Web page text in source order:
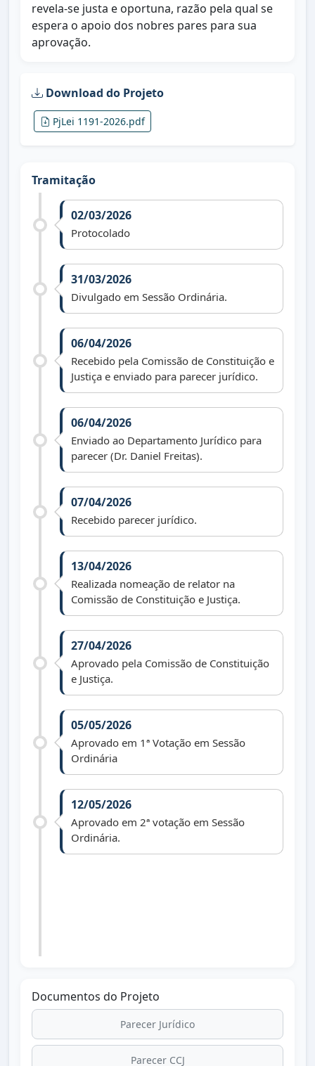
revela-se justa e oportuna, razão pela qual se
espera o apoio dos nobres pares para sua
aprovação.
Download do Projeto
PjLei 1191-2026.pdf
Tramitação
02/03/2026
Protocolado
31/03/2026
Divulgado em Sessão Ordinária.
06/04/2026
Recebido pela Comissão de Constituição e
Justiça e enviado para parecer jurídico.
06/04/2026
Enviado ao Departamento Jurídico para
parecer (Dr. Daniel Freitas).
07/04/2026
Recebido parecer jurídico.
13/04/2026
Realizada nomeação de relator na
Comissão de Constituição e Justiça.
27/04/2026
Aprovado pela Comissão de Constituição
e Justiça.
05/05/2026
Aprovado em 1ª Votação em Sessão
Ordinária
12/05/2026
Aprovado em 2ª votação em Sessão
Ordinária.
Documentos do Projeto
Parecer Jurídico
Parecer CCJ